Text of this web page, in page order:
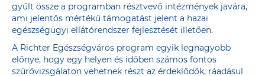
gyűlt össze a programban résztvevő intézmények javára,
ami jelentős mértékű támogatást jelent a hazai
egészségügyi ellátórendszer fejlesztését illetően.
A Richter Egészségváros program egyik legnagyobb
előnye, hogy egy helyen és időben számos fontos
szűrővizsgálaton vehetnek részt az érdeklődők, ráadásul